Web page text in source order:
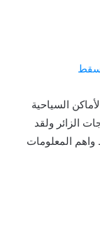
السياحية
الزائر ولقد
المعلومات